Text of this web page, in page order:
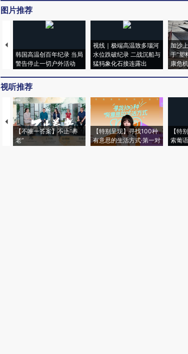
图片推荐
韩国高温创百年纪录 当局
警告停止一切户外活动
视线｜极端高温致多瑙河
水位跌破纪录 二战沉船与
猛犸象化石接连露出
加沙
于“塑
康危机
视听推荐
【不唯一答案】不止“养
老”
【特别呈现】寻找100种
有意思的生活方式·第一对
【特
索葡